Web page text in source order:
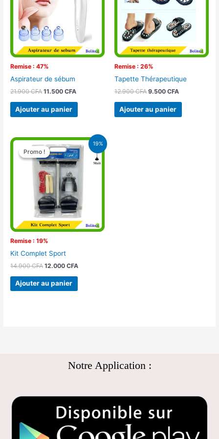
Remise : 47%
Aspirateur de sébum
21.900CFA 11.500CFA
Ajouter au panier
Remise : 26%
Tapette Thérapeutique
12.900CFA 9.500 CFA
Ajouter au panier
19%
Promo !
Remise : 19%
Promo !
Kit Complet Sport
14.900CFA
Le
prix
initial
était :
14.900 CFA.
12.000CFA
Le
prix
actuel
est :
Ajouter au panier
Notre Application :